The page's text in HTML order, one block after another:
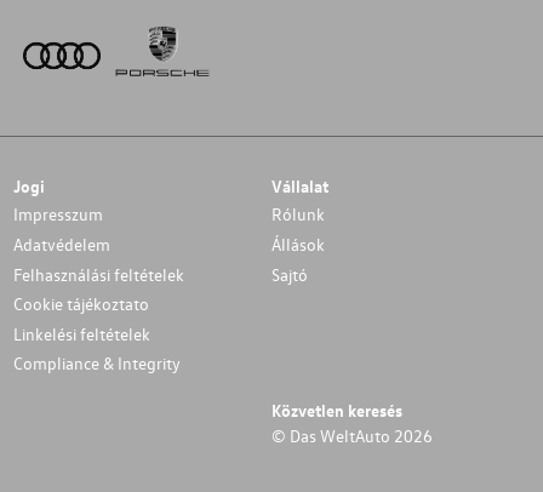
Jogi
Impresszum
Adatvédelem
Felhasználási feltételek
Cookie tájékoztato
Linkelési feltételek
Compliance & Integrity
Vállalat
Rólunk
Állások
Sajtó
Közvetlen keresés
© Das WeltAuto 2026